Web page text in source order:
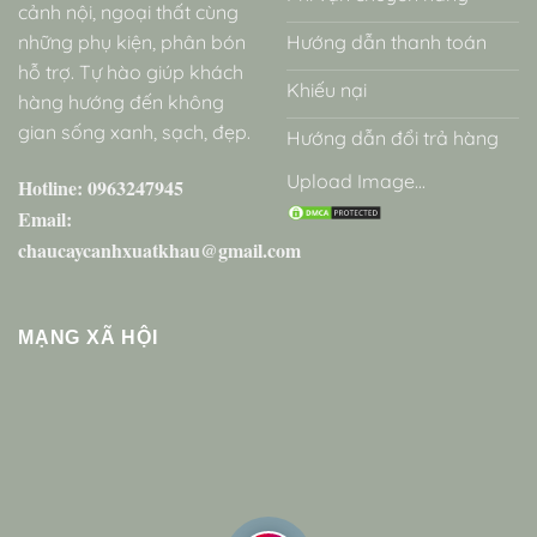
cảnh nội, ngoại thất cùng
những phụ kiện, phân bón
hỗ trợ. Tự hào giúp khách
hàng hướng đến không
gian sống xanh, sạch, đẹp.
Hotline: 0963247945
Email:
chaucaycanhxuatkhau@gmail.com
Hướng dẫn thanh toán
Khiếu nại
Hướng dẫn đổi trả hàng
Upload Image...
MẠNG XÃ HỘI